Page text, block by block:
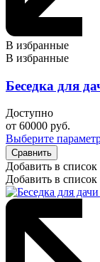
В избранные
В избранные
Беседка для
Доступно
от 60000 руб.
Выберите
Сравнить
Добавить в
Добавить в